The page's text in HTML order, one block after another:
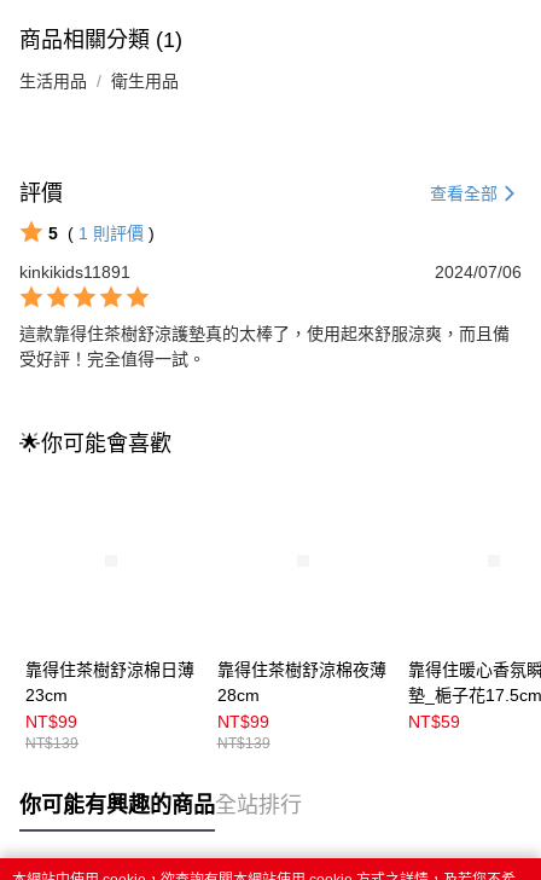
商品相關分類 (1)
生活用品 衛生用品
評價 查看全部
5 ( 1 則評價 )
kinkikids11891
2024/07/06
這款靠得住茶樹舒涼護墊真的太棒了，使用起來舒服涼爽，而且備
受好評！完全值得一試。
🌟你可能會喜歡
靠得住茶樹舒涼棉日薄
23cm
NT$99
NT$139
靠得住茶樹舒涼棉夜薄
28cm
NT$99
NT$139
靠得住暖心香氛
墊_梔子花17.5cm
NT$59
你可能有興趣的商品全站排行